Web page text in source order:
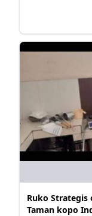
Ruko Strategis
Taman kopo